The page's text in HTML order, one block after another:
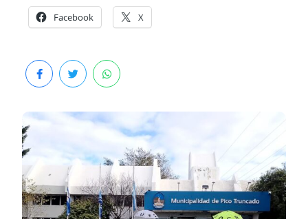
Facebook X